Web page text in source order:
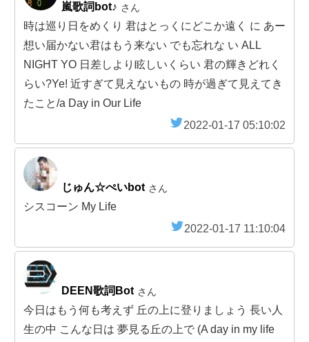
嵐歌詞bot♪ さん
時は巡り日をめくり 君はとっくにどこか遠く に あー
想い届かない君はもう来ない でも忘れな い ALL
NIGHT YO 日差しより眩しいくらい 君の輝きどれく
らい?Ye! 近すぎて見えないもの 時が過ぎて見えてき
たこと/a Day in Our Life
2022-01-17 05:10:02
じゅん☆ぺいbot さん
シスコーン My Life
2022-01-17 11:10:04
DEEN歌詞Bot さん
今日はもう何も考えず 丘の上に登りましょう 長い人
生の中 こんな日は 夢見る丘の上で (A day in my life